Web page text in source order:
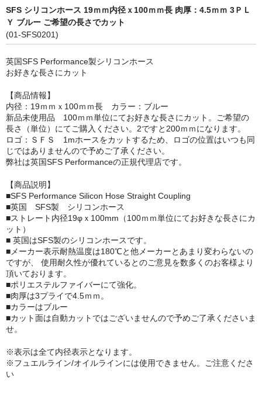
Contact form
Sitemap
SFS シリコンホース 19ｍｍ内径ｘ100ｍｍ長 肉厚：4.5ｍｍ 3ＰＬ
Ｙ ブルー ご希望の長さでカット
(01-SFS0201)
英国SFS Performance製シリコンホース
お好きな長さにカット
【商品情報】
内径：19ｍｍｘ100ｍｍ長 カラー：ブルー
新品未使用品 100ｍｍ単位にてお好きな長さにカット。ご希望の
長さ（単位）にてご購入ください。2ですと200ｍｍになります。
ロゴ：ＳＦＳ 1mホースをカットするため、ロゴの位置はいつも同
じではありませんので予めご了承ください。
弊社は英国SFS Performanceの正規代理店です。
【商品説明】
■SFS Performance Silicon Hose Straight Coupling
■英国 SFS製 シリコンホース
■ストレート内径19φｘ100mm（100ｍｍ単位にてお好きな長さにカ
ット）
■ 英国はSFS製のシリコンホースです。
■メーカー表示耐熱温度は180℃と他メーカーとあまり変わらないの
ですが、 使用耐久性が優れているとのご意見を数多くのお客様より
頂いております。
■ポリエステルファイバーにて強化。
■肉厚は3プライで4.5ｍｍ。
■カラーはブルー
■カット面は自動カットではございませんので予めご了承くださいま
せ。
※表示は全て内径表示となります。
※フュエルライン/オイルラインには使用できません。ご注意くださ
い